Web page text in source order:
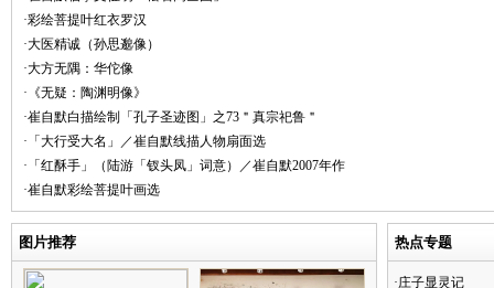
·彩绘菩提叶红衣罗汉
·大医精诚（孙思邈像）
·大方无隅：华佗像
·《无疑：陶渊明像》
·崔自默白描绘制「孔子圣迹图」之73＂真宗祀鲁＂
·「大行受大名」／崔自默线描人物扇面选
·「红酥手」（陆游「钗头凤」词意）／崔自默2007年作
·崔自默彩绘菩提叶画选
图片推荐 热点专题
·庄子显灵记